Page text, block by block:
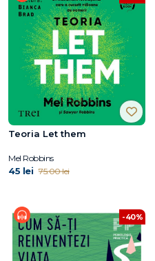
Teoria Let them
Mel Robbins
45 lei 75.00 lei
-40%